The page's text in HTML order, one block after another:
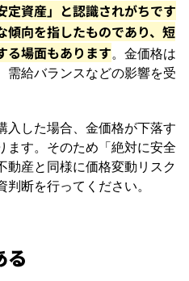
定資産」と認識されがちです
傾向を指したものであり、短
る場面もあります。金価格は
需給バランスなどの影響を受
入した場合、金価格が下落す
ます。そのため「絶対に安全
動産と同様に価格変動リスク
断を行ってください。
る